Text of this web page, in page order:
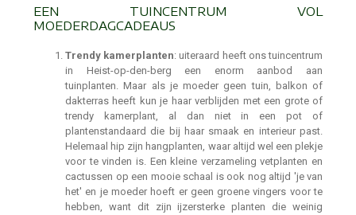
EEN TUINCENTRUM VOL
MOEDERDAGCADEAUS
Trendy kamerplanten: uiteraard heeft ons tuincentrum
in Heist-op-den-berg een enorm aanbod aan
tuinplanten. Maar als je moeder geen tuin, balkon of
dakterras heeft kun je haar verblijden met een grote of
trendy kamerplant, al dan niet in een pot of
plantenstandaard die bij haar smaak en interieur past.
Helemaal hip zijn hangplanten, waar altijd wel een plekje
voor te vinden is. Een kleine verzameling vetplanten en
cactussen op een mooie schaal is ook nog altijd 'je van
het' en je moeder hoeft er geen groene vingers voor te
hebben, want dit zijn ijzersterke planten die weinig